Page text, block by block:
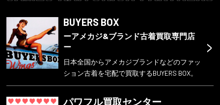
>
BUYERS BOX
ーアメカジ&ブランド古着買取専門店
ー
日本全国からアメカジブランドなどのファッ
ション古着を宅配で買取するBUYERS BOX。
パワフル買取センター